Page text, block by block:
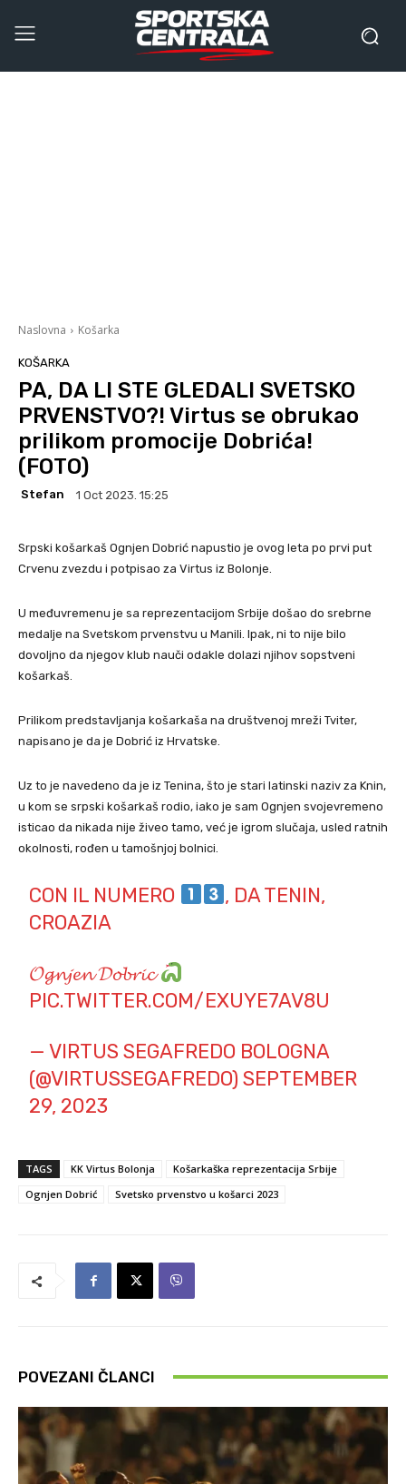
Naslovna Košarka
KOŠARKA
PA, DA LI STE GLEDALI SVETSKO
PRVENSTVO?! Virtus se obrukao
prilikom promocije Dobrića!
(FOTO)
Stefan 1 Oct 2023. 15:25
Srpski košarkaš Ognjen Dobrić napustio je ovog leta po prvi put
Crvenu zvezdu i potpisao za Virtus iz Bolonje.
U međuvremenu je sa reprezentacijom Srbije došao do srebrne
medalje na Svetskom prvenstvu u Manili. Ipak, ni to nije bilo
dovoljno da njegov klub nauči odakle dolazi njihov sopstveni
košarkaš.
Prilikom predstavljanja košarkaša na društvenoj mreži Tviter,
napisano je da je Dobrić iz Hrvatske.
Uz to je navedeno da je iz Tenina, što je stari latinski naziv za Knin,
u kom se srpski košarkaš rodio, iako je sam Ognjen svojevremeno
isticao da nikada nije živeo tamo, već je igrom slučaja, usled ratnih
okolnosti, rođen u tamošnjoj bolnici.
CON IL NUMERO
, DA TENIN,
CROAZIA
𝓞𝓰𝓷𝓳𝓮𝓷 𝓓𝓸𝓫𝓻𝓲𝓬
PIC.TWITTER.COM/EXUYE7AV8U
— VIRTUS SEGAFREDO BOLOGNA
(@VIRTUSSEGAFREDO)SEPTEMBER
29, 2023
TAGS KK Virtus Bolonja
Košarkaška reprezentacija Srbije
Ognjen Dobrić
Svetsko prvenstvo u košarci 2023
POVEZANI ČLANCI